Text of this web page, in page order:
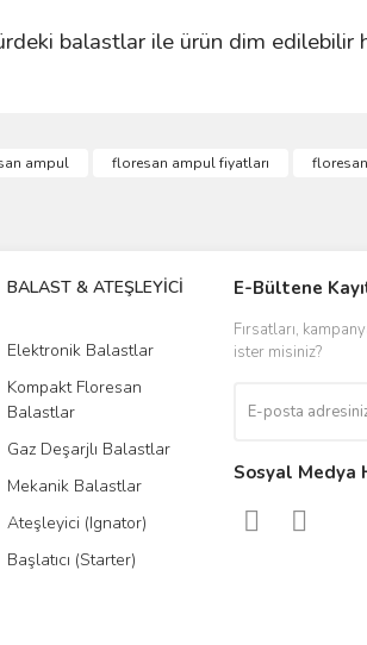
balastlar ile ürün dim edilebilir
siz yapın!
ampul floresan ampul fiyatları
BALAST & ATEŞLEYİCİ
Elektronik Balastlar
Kompakt Floresan
Balastlar
Gaz Deşarjlı Balastlar
Mekanik Balastlar
Ateşleyici (Ignator)
Başlatıcı (Starter)
DRIVER & TRAFO
Led Driverlar
E-Bültene
Fırsatları,
ister misiniz?
Sosyal Medya